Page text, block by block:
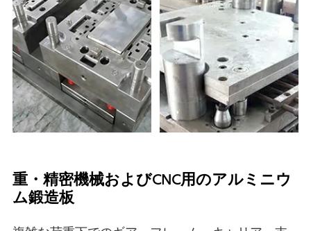
重・精密機械およびCNC用のアルミニウ
ム鍛造板